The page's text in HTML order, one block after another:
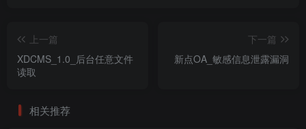
上一篇
XDCMS_1.0_后台任意文件
读取
下一篇
新点OA_敏感信息泄露漏洞
相关推荐